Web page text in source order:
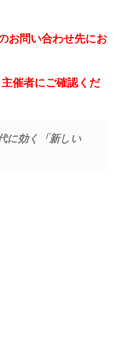
お問い合わせ先にお
催者にご確認くだ
に効く「新しい